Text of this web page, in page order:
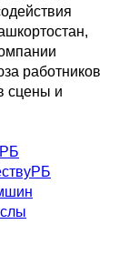
работников
сцены и